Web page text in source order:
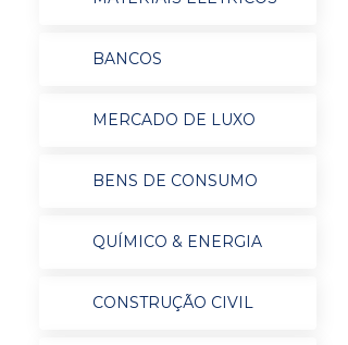
BANCOS
MERCADO DE LUXO
BENS DE CONSUMO
QUÍMICO & ENERGIA
CONSTRUÇÃO CIVIL